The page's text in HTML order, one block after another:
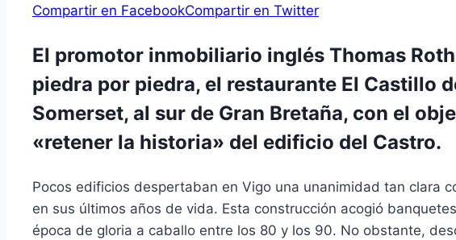
Compartir en FacebookCompartir en Twitter
El promotor inmobiliario inglés Thomas
piedra por piedra, el restaurante El Castillo
Somerset, al sur de Gran Bretaña, con el
«retener la historia» del edificio del Castro.
Pocos edificios despertaban en Vigo una unanimidad tan clara
en sus últimos años de vida. Esta construcción acogió
época de gloria a caballo entre los 80 y los 90. No obstante,